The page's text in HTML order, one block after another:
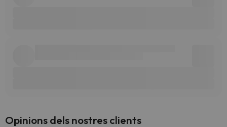
Opinions dels nostres clients